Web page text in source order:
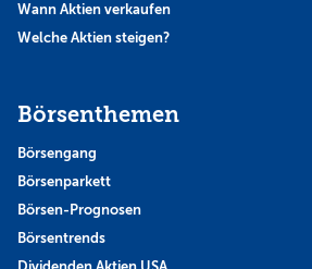
Wann Aktien verkaufen
Welche Aktien steigen?
Börsenthemen
Börsengang
Börsenparkett
Börsen-Prognosen
Börsentrends